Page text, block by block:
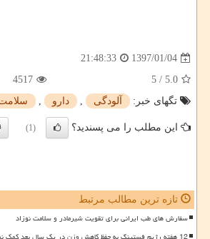
1397/01/04
21:48:33
5.0
/
5
4517
تگهای خبر:
آلودگی , دارو ,
این مطلب را می پسندید؟ (1)
تازه ترین مطالب مرتبط
سفارش های طب ایرانی برای تقویت شیرمادر و سلامت نوزاد